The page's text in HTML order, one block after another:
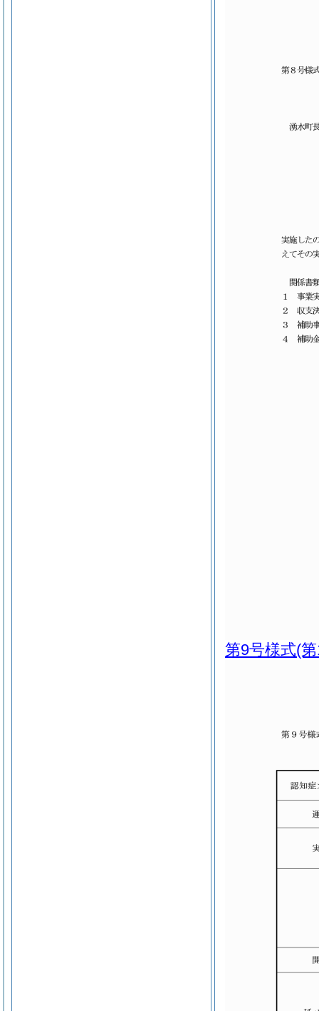
第9号様式(